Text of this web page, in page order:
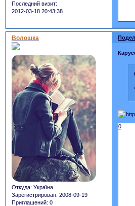
Последний визит:
2012-03-18 20:43:38
Волошка
Откуда: Україна
Зарегистрирован: 2008-09-19
Приглашений: 0
0